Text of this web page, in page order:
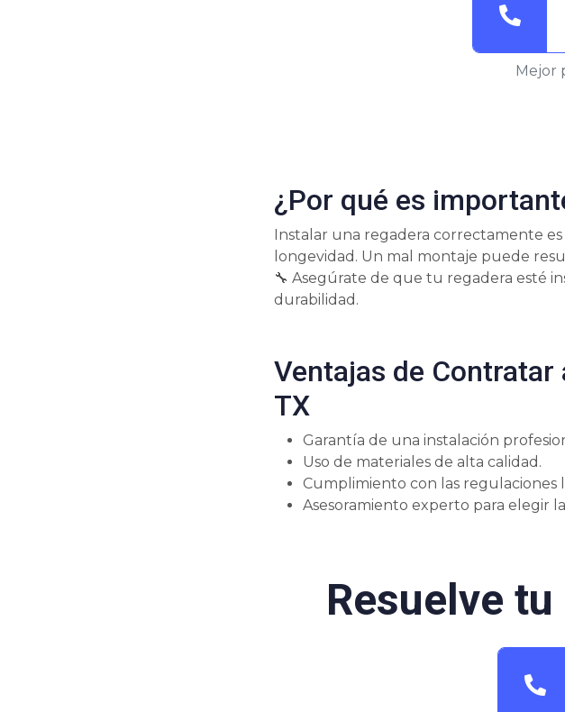
Mejor
¿Por qué es
Instalar una regadera correctamente
longevidad. Un mal montaje puede
🔧 Asegúrate de que tu regadera esté
durabilidad.
Ventajas de Contratar
TX
Garantía de una instalación
Uso de materiales de alta calidad.
Cumplimiento con las regulaciones
Asesoramiento experto para elegir
Resuelve